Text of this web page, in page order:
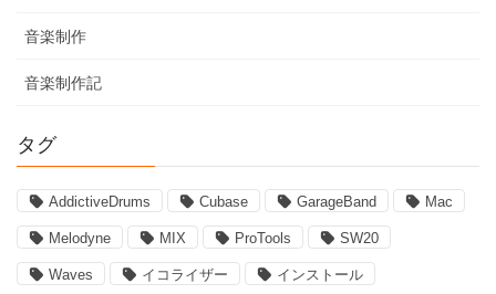
音楽制作
音楽制作記
タグ
AddictiveDrums Cubase GarageBand Mac
Melodyne MIX ProTools SW20
Waves イコライザー インストール